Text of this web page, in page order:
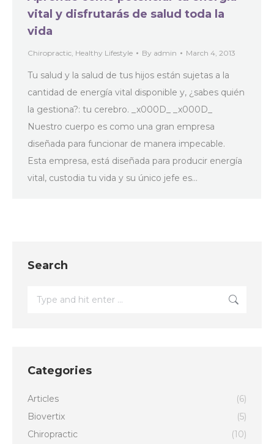
vital y disfrutarás de salud toda la
vida
Chiropractic, Healthy Lifestyle By admin March 4, 2013
Tu salud y la salud de tus hijos están sujetas a la
cantidad de energía vital disponible y, ¿sabes quién
la gestiona?: tu cerebro. _x000D_ _x000D_
Nuestro cuerpo es como una gran empresa
diseñada para funcionar de manera impecable.
Esta empresa, está diseñada para producir energía
vital, custodia tu vida y su único jefe es…
Search
Search:
Categories
Articles
(6)
Biovertix
(5)
Chiropractic
(10)